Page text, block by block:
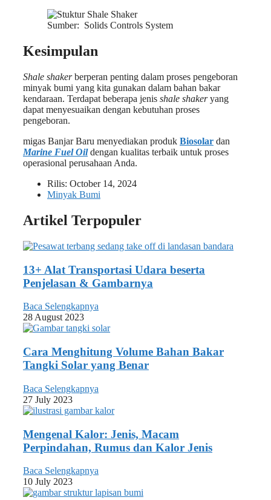
Sumber: Solids Controls System
Kesimpulan
Shale shakerberperan penting dalam proses pengeboran
minyak bumi yang kita gunakan dalam bahan bakar
kendaraan. Terdapat beberapa jenis shale shakeryang
dapat menyesuaikan dengan kebutuhan proses
pengeboran.
migas Banjar Baru menyediakan produk Biosolar dan
Marine Fuel Oildengan kualitas terbaik untuk proses
operasional perusahaan Anda.
Rilis: October 14, 2024
Minyak Bumi
Artikel Terpopuler
13+ Alat Transportasi Udara beserta
Penjelasan & Gambarnya
Baca Selengkapnya
28 August 2023
Cara Menghitung Volume Bahan Bakar
Tangki Solar yang Benar
Baca Selengkapnya
27 July 2023
Mengenal Kalor: Jenis, Macam
Perpindahan, Rumus dan Kalor Jenis
Baca Selengkapnya
10 July 2023